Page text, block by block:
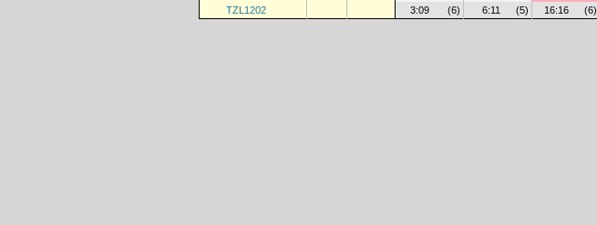
TZL1202
3:09 (6) 6:11 (5) 16:16 (6)